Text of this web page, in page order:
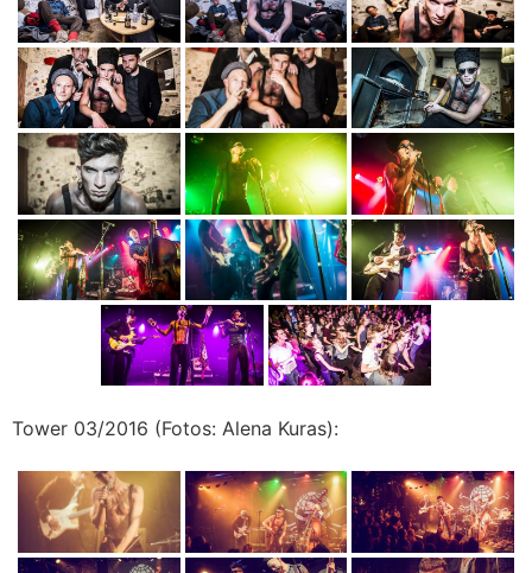
Tower 03/2016 (Fotos: Alena Kuras):